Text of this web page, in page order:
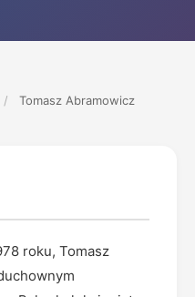
/ Tomasz Abramowicz
roku, Tomasz